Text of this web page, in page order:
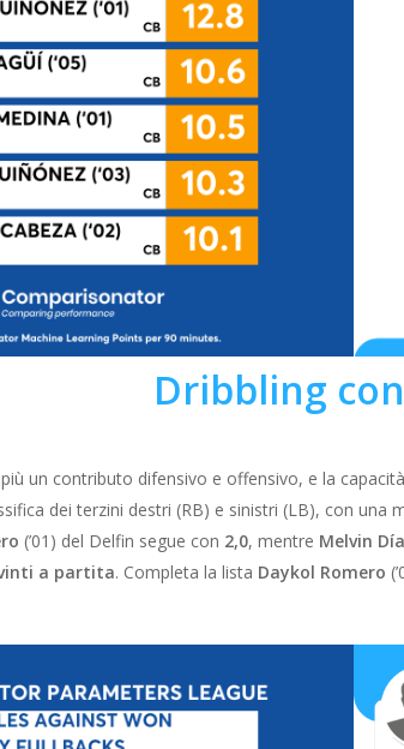
Dribbling
un contributo difensivo e offensivo, e la
dei terzini destri (RB) e sinistri (LB), con una
(’01) del Delfin segue con 2,0, mentre Melvin
a partita. Completa la lista Daykol Romero